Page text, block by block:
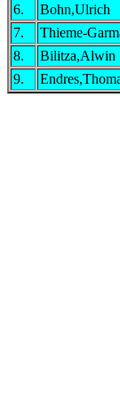
6.
Bohn,Ulrich
7.
Thieme-
8.
Bilitza,Alwin
9.